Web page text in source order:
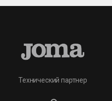
Технический партнер